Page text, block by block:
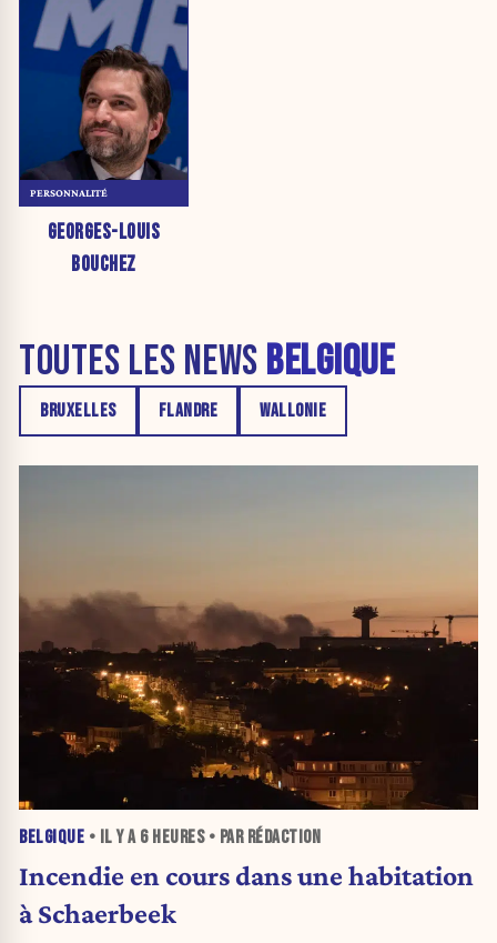
GEORGES-LOUIS
BOUCHEZ
PERSONNALITÉ
TOUTES LES NEWS BELGIQUE
BRUXELLES FLANDRE WALLONIE
BELGIQUE • IL Y A 6 HEURES• PAR RÉDACTION
Incendie en cours dans une habitation
à Schaerbeek